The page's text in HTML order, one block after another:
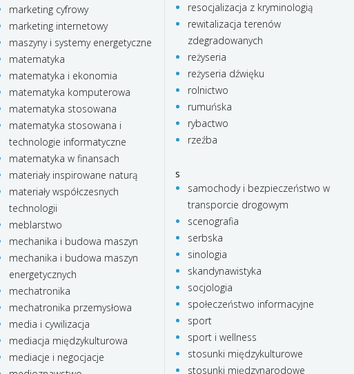
marketing cyfrowy
marketing internetowy
maszyny i systemy energetyczne
matematyka
matematyka i ekonomia
matematyka komputerowa
matematyka stosowana
matematyka stosowana i
technologie informatyczne
matematyka w finansach
materiały inspirowane naturą
materiały współczesnych
technologii
meblarstwo
mechanika i budowa maszyn
mechanika i budowa maszyn
energetycznych
mechatronika
mechatronika przemysłowa
media i cywilizacja
mediacja międzykulturowa
mediacje i negocjacje
resocjalizacja z kryminologią
rewitalizacja terenów
zdegradowanych
reżyseria
reżyseria dźwięku
rolnictwo
rumuńska
rybactwo
rzeźba
s
samochody i bezpieczeństwo w
transporcie drogowym
scenografia
serbska
sinologia
skandynawistyka
socjologia
społeczeństwo informacyjne
sport
sport i wellness
stosunki międzykulturowe
stosunki międzynarodowe